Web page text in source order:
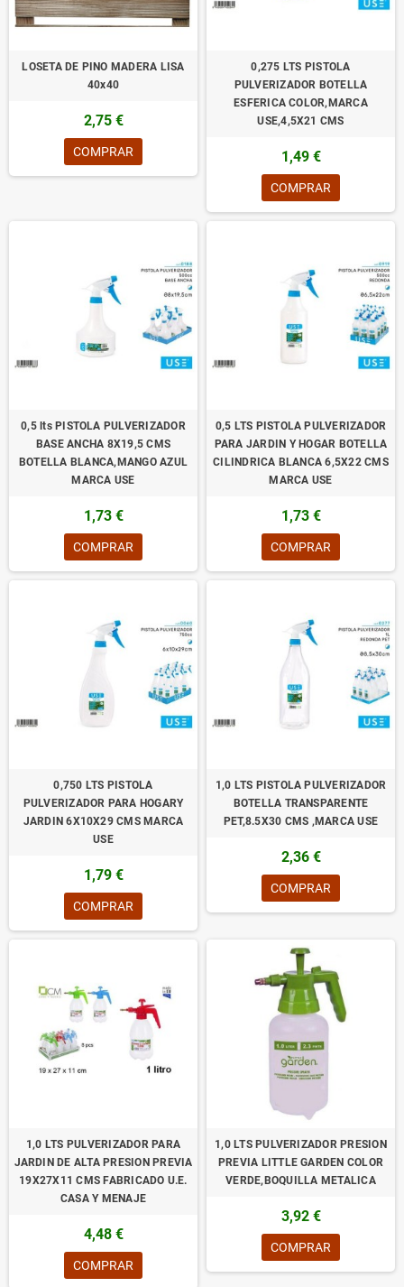
LOSETA DE PINO MADERA LISA
40x40
2,75 €
COMPRAR
0,275 LTS PISTOLA
PULVERIZADOR BOTELLA
ESFERICA COLOR,MARCA
USE,4,5X21 CMS
1,49 €
COMPRAR
0,5 lts PISTOLA PULVERIZADOR
BASE ANCHA 8X19,5 CMS
BOTELLA BLANCA,MANGO AZUL
MARCA USE
1,73 €
COMPRAR
0,5 LTS PISTOLA PULVERIZADOR
PARA JARDIN Y HOGAR BOTELLA
CILINDRICA BLANCA 6,5X22 CMS
MARCA USE
1,73 €
COMPRAR
0,750 LTS PISTOLA
PULVERIZADOR PARA HOGARY
JARDIN 6X10X29 CMS MARCA
USE
1,79 €
COMPRAR
1,0 LTS PISTOLA PULVERIZADOR
BOTELLA TRANSPARENTE
PET,8.5X30 CMS ,MARCA USE
2,36 €
COMPRAR
1,0 LTS PULVERIZADOR PARA
JARDIN DE ALTA PRESION PREVIA
19X27X11 CMS FABRICADO U.E.
CASA Y MENAJE
4,48 €
COMPRAR
1,0 LTS PULVERIZADOR PRESION
PREVIA LITTLE GARDEN COLOR
VERDE,BOQUILLA METALICA
3,92 €
COMPRAR